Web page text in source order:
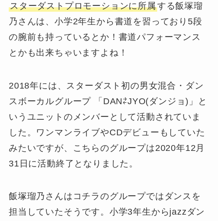
スターダストプロモーションに所属する飯塚瑠
乃さんは、小学2年生から書道を習っており5段
の腕前も持っているとか！書道パフォーマンス
とかも出来ちゃいますよね！
2018年には、スターダスト初の男女混合・ダン
スボーカルグループ 「DAN⇄JYO(ダンジョ)」と
いうユニットのメンバーとして活動されていま
した。ワンマンライブやCDデビューもしていた
みたいですが、こちらのグループは2020年12月
31日に活動終了となりました。
飯塚瑠乃さんはコチラのグループではダンスを
担当していたそうです。小学3年生からjazzダン